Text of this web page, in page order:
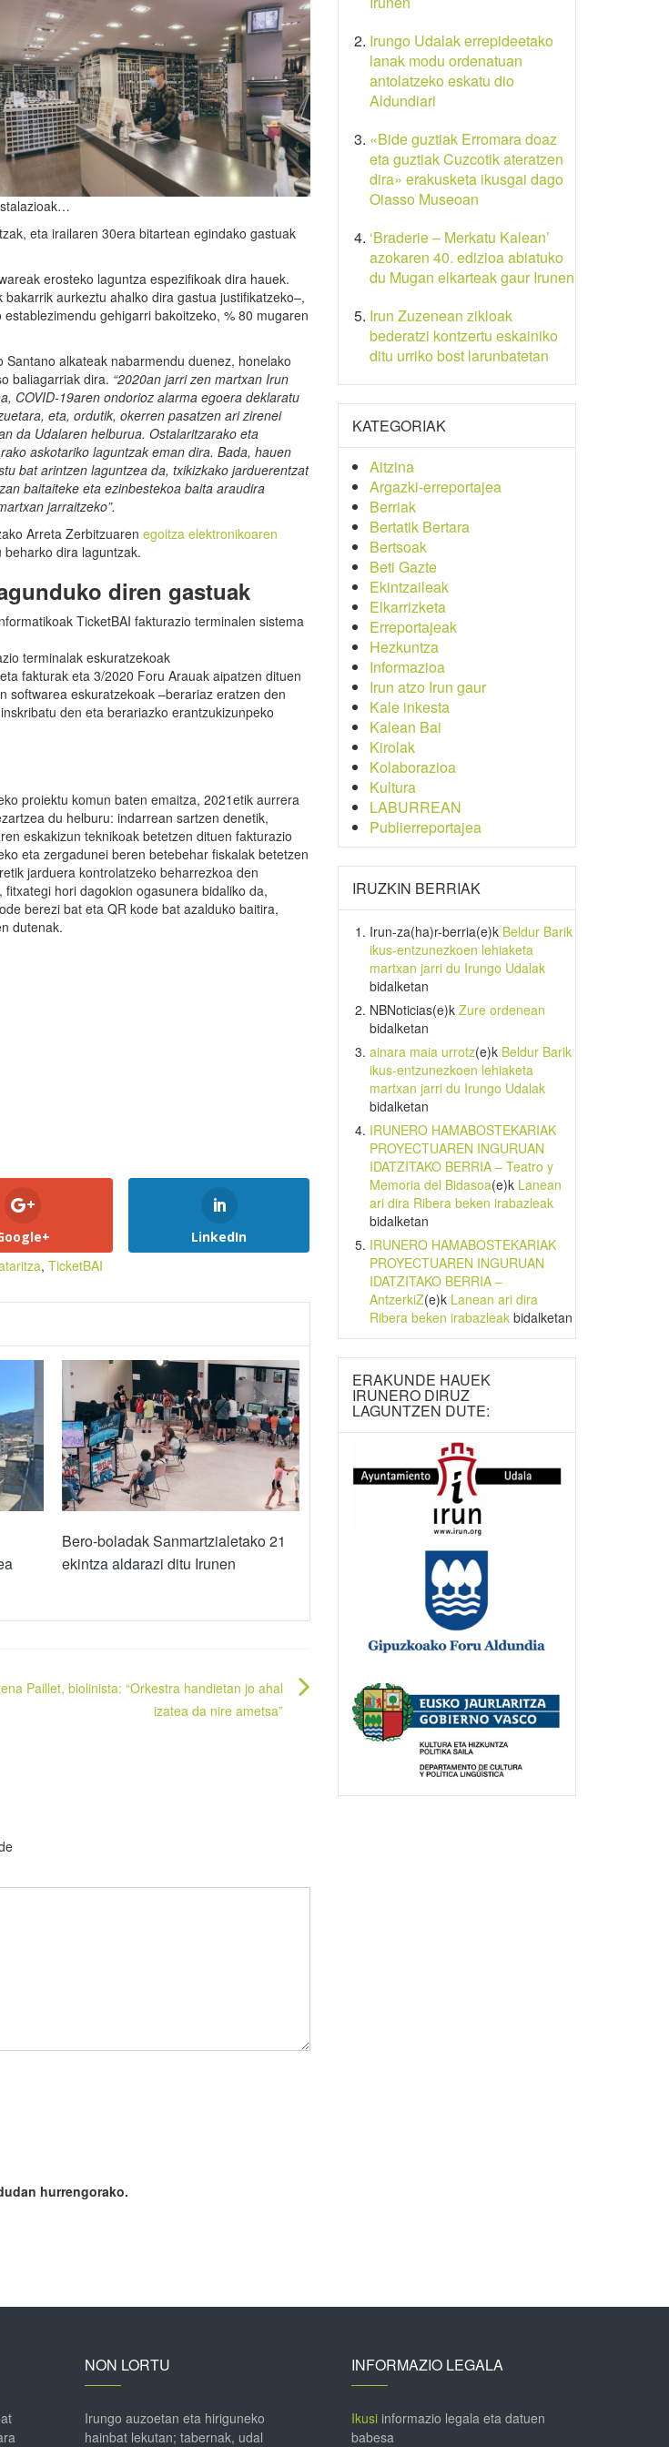
eta irailaren 30era bitartean egindako gastuak
erosteko laguntza espezifikoak dira hauek.
aurkeztu ahalko dira gastua justifikatzeko–,
gehigarri bakoitzeko, % 80 mugaren
Santano alkateak nabarmendu duenez, honelako
baliagarriak dira. “2020an jarri zen martxan Irun
COVID-19aren ondorioz alarma egoera deklaratu
eta, ordutik, okerren pasatzen ari zirenei
da Udalaren helburua. Ostalaritzarako eta
askotariko laguntzak eman dira. Bada, hauen
bat arintzen laguntzea da, txikizkako jarduerentzat
baitaiteke eta ezinbestekoa baita araudira
jarraitzeko”.
Arreta Zerbitzuaren egoitza elektronikoaren
beharko dira laguntzak.
diren gastuak
TicketBAI fakturazio terminalen sistema
terminalak eskuratzekoak
fakturak eta 3/2020 Foru Arauak aipatzen dituen
softwarea eskuratzekoak –berariaz eratzen den
den eta berariazko erantzukizunpeko
proiektu komun baten emaitza, 2021etik aurrera
du helburu: indarrean sartzen denetik,
eskakizun teknikoak betetzen dituen fakturazio
eta zergadunei beren betebehar fiskalak betetzen
jarduera kontrolatzeko beharrezkoa den
hori dagokion ogasunera bidaliko da,
berezi bat eta QR kode bat azalduko baitira,
dutenak.
LinkedIn
, TicketBAI
Bero-boladak Sanmartzialetako 21
ekintza aldarazi ditu Irunen
Paillet, biolinista: “Orkestra handietan jo ahal
izatea da nire ametsa”
hurrengorako.
Irungo Udalak errepideetako
lanak modu ordenatuan
antolatzeko eskatu dio
Aldundiari
«Bide guztiak Erromara doaz
eta guztiak Cuzcotik ateratzen
dira» erakusketa ikusgai dago
Oiasso Museoan
‘Braderie – Merkatu Kalean’
azokaren 40. edizioa abiatuko
du Mugan elkarteak gaur Irunen
Irun Zuzenean zikloak
bederatzi kontzertu eskainiko
ditu urriko bost larunbatetan
KATEGORIAK
Aitzina
Argazki-erreportajea
Berriak
Bertatik Bertara
Bertsoak
Beti Gazte
Ekintzaileak
Elkarrizketa
Erreportajeak
Hezkuntza
Informazioa
Irun atzo Irun gaur
Kale inkesta
Kalean Bai
Kirolak
Kolaborazioa
Kultura
LABURREAN
Publierreportajea
IRUZKIN BERRIAK
Irun-za(ha)r-berria(e)k Beldur Barik
ikus-entzunezkoen lehiaketa
martxan jarri du Irungo Udalak
bidalketan
NBNoticias(e)k Zure ordenean
bidalketan
ainara maia urrotz(e)k Beldur Barik
ikus-entzunezkoen lehiaketa
martxan jarri du Irungo Udalak
bidalketan
IRUNERO HAMABOSTEKARIAK
PROYECTUAREN INGURUAN
IDATZITAKO BERRIA – Teatro y
Memoria del Bidasoa(e)k Lanean
ari dira Ribera beken irabazleak
bidalketan
IRUNERO HAMABOSTEKARIAK
PROYECTUAREN INGURUAN
IDATZITAKO BERRIA –
AntzerkiZ(e)k Lanean ari dira
Ribera beken irabazleakbidalketan
ERAKUNDE HAUEK
IRUNERO DIRUZ
LAGUNTZEN DUTE:
NON LORTU
Irungo auzoetan eta hiriguneko
hainbat lekutan; tabernak, udal
INFORMAZIO LEGALA
Ikusiinformazio legala eta datuen
babesa